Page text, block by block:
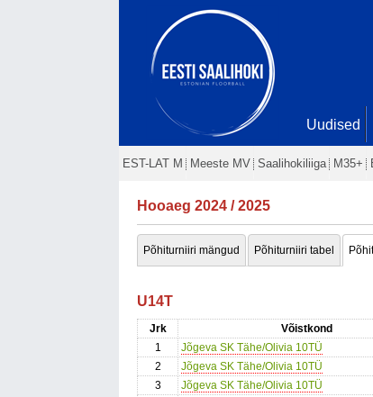
Uudised
EST-LAT M Meeste MV Saalihokiliiga M35+
Hooaeg 2024 / 2025
Põhiturniiri mängud Põhiturniiri tabel
U14T
Jrk Võistkond
1
Jõgeva SK Tähe/Olivia 10TÜ
2
Jõgeva SK Tähe/Olivia 10TÜ
3
Jõgeva SK Tähe/Olivia 10TÜ